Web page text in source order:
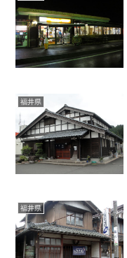
福井県
福井県